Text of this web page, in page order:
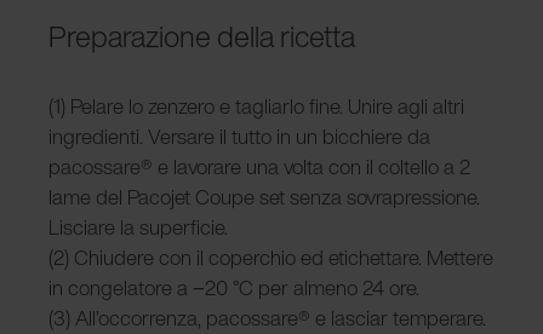
Preparazione della ricetta
(1) Pelare lo zenzero e tagliarlo fine. Unire agli altri
ingredienti. Versare il tutto in un bicchiere da
pacossare® e lavorare una volta con il coltello a 2
lame del Pacojet Coupe set senza sovrapressione.
Lisciare la superficie.
(2) Chiudere con il coperchio ed etichettare. Mettere
in congelatore a −20 °C per almeno 24 ore.
(3) All’occorrenza, pacossare® e lasciar temperare.